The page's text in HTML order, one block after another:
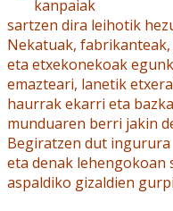
kanpaiak
sartzen dira leihotik
Nekatuak,
eta etxekonekoak
emazteari, lanetik
haurrak ekarri eta
munduaren berri jakin
Begiratzen dut ingurura
eta denak lehengokoan
aspaldiko gizaldien